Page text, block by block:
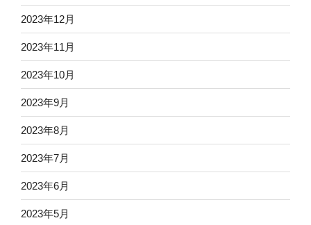
2023年12月
2023年11月
2023年10月
2023年9月
2023年8月
2023年7月
2023年6月
2023年5月